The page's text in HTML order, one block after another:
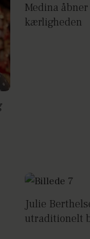
Medina
kærligheden
Julie
utraditionelt